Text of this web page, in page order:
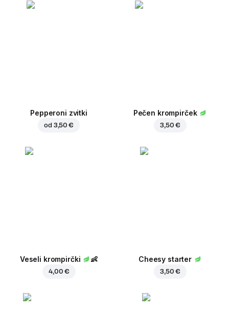
Pepperoni zvitki
od 3,50 €
Pečen krompirček
3,50 €
Veseli krompirčki 👶
4,00 €
Cheesy starter
3,50 €